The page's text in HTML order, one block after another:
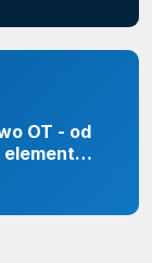
OT - od
elementu